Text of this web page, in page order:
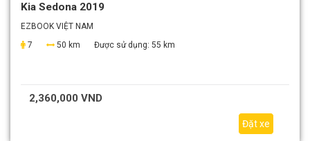
Kia Sedona 2019
EZBOOK VIỆT NAM
7
50 km Được sử dụng: 55 km
2,360,000 VND
Đặt xe